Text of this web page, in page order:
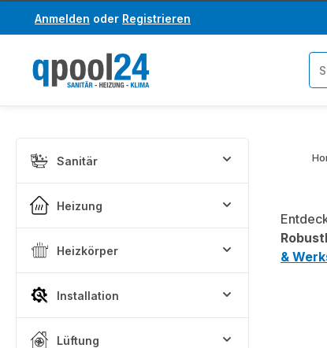
Hauptinhalt springen
Zur Suche springen
Anmelden oder Registrieren
Sanitär
Heizung
Heizkörper
Installation
Lüftung
&